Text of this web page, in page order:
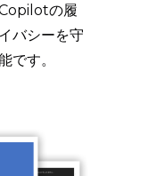
の履
バシーを守
です。